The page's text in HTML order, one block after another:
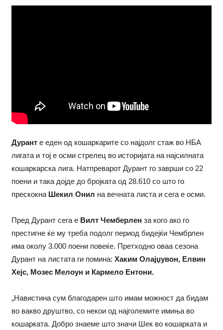
Дуранте еден од кошаркарите со најдолг стаж во НБА
лигата и тој е осми стрелец во историјата на најсилната
кошаркарска лига. Натпреварот Дурант го заврши со 22
поени и така дојде до бројката од 28.610 со што го
прескокна Шекил Онил на вечната листа и сега е осми.
Пред Дурант сега е Вилт Чемберлен за кого ако го
престигне ќе му треба подолг период бидејќи Чембрлен
има околу 3.000 поени повеќе. Претходно оваа сезона
Дурант на листата ги помина: Хаким Олајџувон, Елвин
Хејс, Мозес Мелоун и Кармело Ентони.
„Навистина сум благодарен што имам можност да бидам
во вакво друштво, со некои од најголемите имиња во
кошарката. Добро знаеме што значи Шек во кошарката и